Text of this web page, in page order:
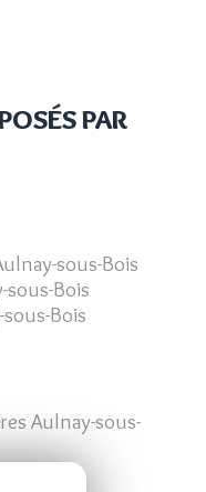
PAR
sous-Bois
sous-Bois
Bois
Aulnay-sous-